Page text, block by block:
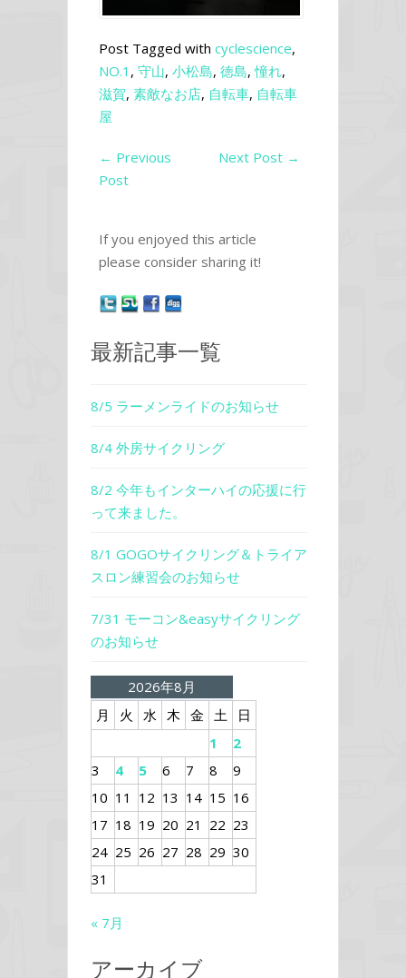
Post Tagged with cyclescience,
NO.1 , 守山, 小松島, 徳島,憧れ,
滋賀, 素敵なお店, 自転車, 自転車
屋
← Previous
Post
Next Post →
If you enjoyed this article
please consider sharing it!
最新記事一覧
8/5 ラーメンライドのお知らせ
8/4 外房サイクリング
8/2 今年もインターハイの応援に行
って来ました。
8/1 GOGOサイクリング＆トライア
スロン練習会のお知らせ
7/31 モーコン&easyサイクリング
のお知らせ
2026年8月
月
火 水 木 金 土
日
1
2
3
4 5 6 7 8
9
10 11 12 13 14 15 16
17 18 19 20 21 22 23
24 25 26 27 28 29 30
31
« 7月
アーカイブ